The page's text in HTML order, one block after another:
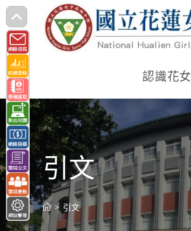
跳
轉
至
主
要
內
容
認識花女
引文
> 引文